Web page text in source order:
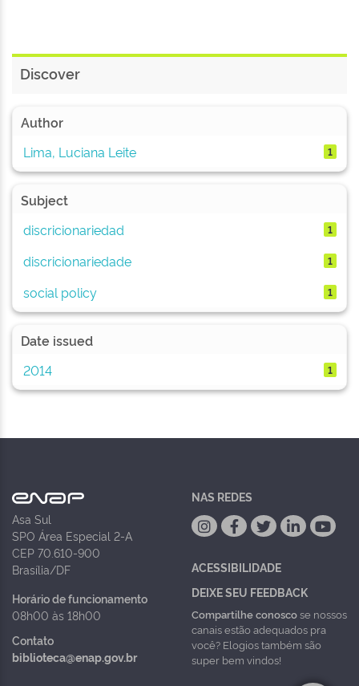
Discover
Author
Lima, Luciana Leite
1
Subject
discricionariedad
1
discricionariedade 1
social policy 1
Date issued
2014
1
Asa Sul
SPO Área Especial 2-A
CEP 70.610-900
Brasília/DF
Horário de funcionamento
08h00 às 18h00
Contato
biblioteca@enap.gov.br
NAS REDES
ACESSIBILIDADE
DEIXE SEU FEEDBACK
Compartilhe conoscose nossos
canais estão adequados pra
você? Elogios também são
super bem vindos!